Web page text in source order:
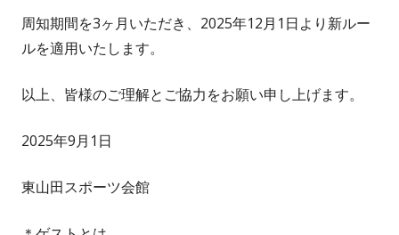
周知期間を3ヶ月いただき、2025年12月1日より新ルー
ルを適用いたします。
以上、皆様のご理解とご協力をお願い申し上げます。
2025年9月1日
東山田スポーツ会館